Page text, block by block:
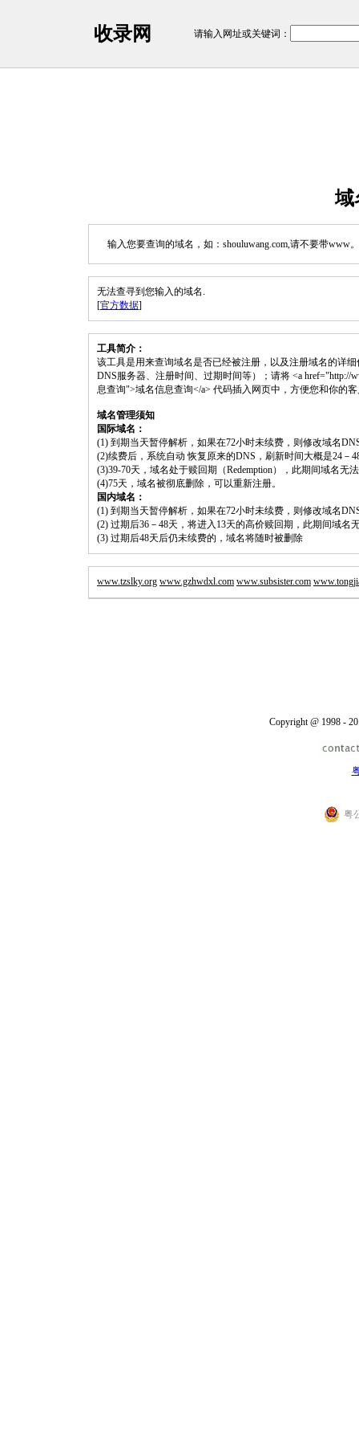
收录网 请输入网址或关键词：
域
输入您要查询的域名，如：shouluwang.com,请不要带www
无法查寻到您输入的域名.
[官方数据]
工具简介：
该工具是用来查询域名是否已经被注册，以及注册域名的详
DNS服务器、注册时间、过期时间等）；请将 <a href="http://
息查询">域名信息查询</a> 代码插入网页中，方便您和你的
域名管理须知
国际域名：
(1) 到期当天暂停解析，如果在72小时未续费，则修改域名
(2)续费后，系统自动 恢复原来的DNS，刷新时间大概是24－
(3)39-70天，域名处于赎回期（Redemption），此期间域名无
(4)75天，域名被彻底删除，可以重新注册。
国内域名：
(1) 到期当天暂停解析，如果在72小时未续费，则修改域名
(2) 过期后36－48天，将进入13天的高价赎回期，此期间域名
(3) 过期后48天后仍未续费的，域名将随时被删除
www.tzslky.org www.gzhwdxl.com www.subsister.com
Copyright @ 1998 -
粤